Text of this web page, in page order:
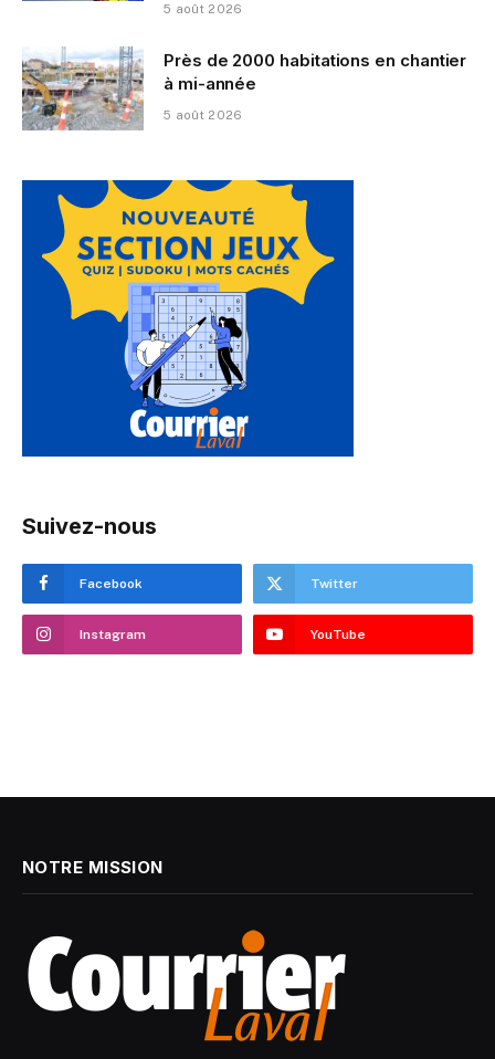
5 août 2026
Près de 2000 habitations en chantier
à mi-année
5 août 2026
Suivez-nous
Facebook Twitter
Instagram YouTube
NOTRE MISSION